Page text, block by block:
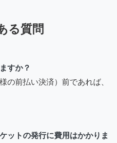
る質問
すか？
の前払い決済）前であれば、
ットの発行に費用はかかりま